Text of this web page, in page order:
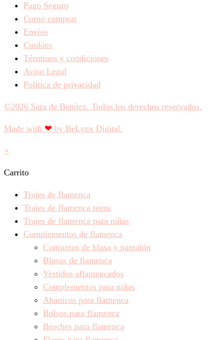
Pago Seguro
Como comprar
Envíos
Cookies
Términos y condiciones
Aviso Legal
Política de privacidad
©2026 Sara de Benítez. Todos los derechos reservados.
Made with ❤ by BeLynx Digital.​​
×
Carrito
Trajes de flamenca
Trajes de flamenca teens
Trajes de flamenca para niñas
Complementos de flamenca
Conjuntos de blusa y pantalón
Blusas de flamenca
Vestidos aflamencados
Complementos para niñas
Abanicos para flamenca
Bolsos para flamenca
Broches para flamenca